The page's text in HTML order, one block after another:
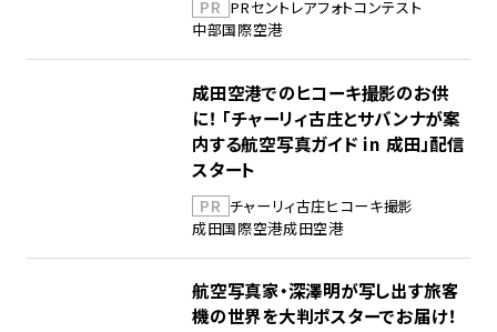
PR PRセントレアフォトコンテスト
中部国際空港
成田空港でのヒコーキ撮影のお供
に！ 「チャーリィ古庄とサバンナが案
内する航空写真ガイド in 成田」配信
スタート
PR チャーリィ古庄ヒコーキ撮影
成田国際空港成田空港
航空写真家・深澤明が写し出す旅客
機の世界を大判ポスターでお届け！